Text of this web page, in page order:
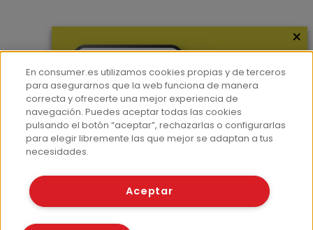
Hemeroteca
Contacto
Prensa
Corpus Lingüístico Consumer
© Fundación EROSKI
Políticas de cookies
×
En consumer.es utilizamos cookies propias y de terceros
para asegurarnos que la web funciona de manera
correcta y ofrecerte una mejor experiencia de
navegación. Puedes aceptar todas las cookies
pulsando el botón “aceptar”, rechazarlas o configurarlas
para elegir libremente las que mejor se adaptan a tus
necesidades.
Aceptar